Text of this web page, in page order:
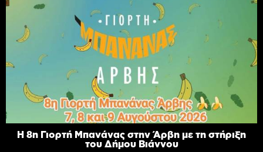
Η 8η Γιορτή Μπανάνας στην Άρβη με τη στήριξη
του Δήμου Βιάννου